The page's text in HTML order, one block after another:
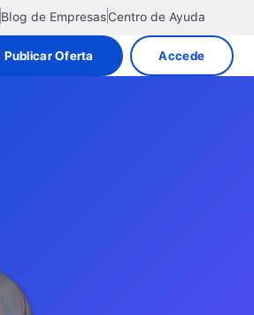
Blog de EmpresasCentro de Ayuda
Publicar Oferta Accede